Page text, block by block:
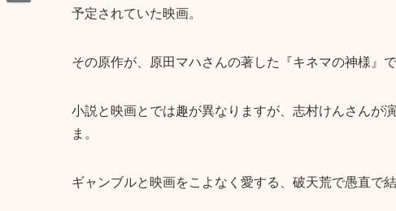
予定されていた映画。
その原作が、原田マハさんの著した『キネマの神様』で
小説と映画とでは趣が異なりますが、志村けんさんが
ま。
ギャンブルと映画をこよなく愛する、破天荒で愚直で